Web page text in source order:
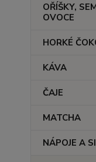
OŘÍŠKY,
OVOCE
HORKÉ
KÁVA
ČAJE
MATCHA
NÁPOJE A